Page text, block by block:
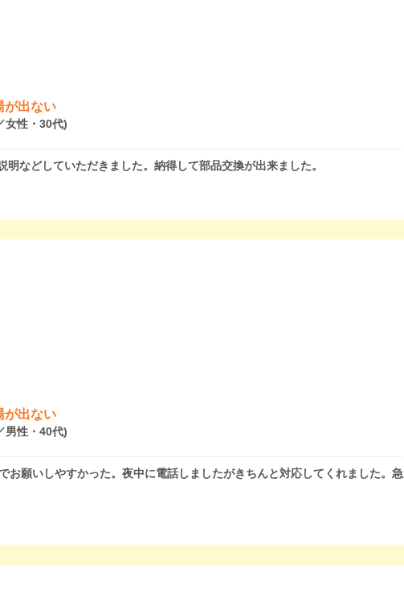
が出ない
女性・30代)
などしていただきました。納得して部品交換が出来ました。
が出ない
男性・40代)
願いしやすかった。夜中に電話しましたがきちんと対応してくれました。